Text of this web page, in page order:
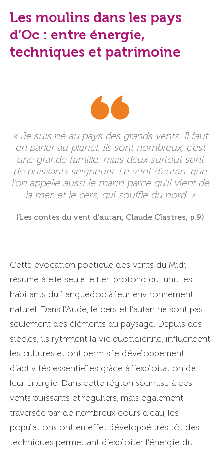
Les moulins dans les pays
d’Oc : entre énergie,
techniques et patrimoine
« Je suis né au pays des grands vents. Il faut
en parler au pluriel. Ils sont nombreux, c’est
une grande famille, mais deux surtout sont
de puissants seigneurs. Le vent d’autan, que
l’on appelle aussi le marin parce qu’il vient de
la mer, et le cers, qui souffle du nord. »
(Les contes du vent d’autan, Claude Clastres, p.9)
Cette évocation poétique des vents du Midi
résume à elle seule le lien profond qui unit les
habitants du Languedoc à leur environnement
naturel. Dans l’Aude, le cers et l’autan ne sont pas
seulement des éléments du paysage. Depuis des
siècles, ils rythment la vie quotidienne, influencent
les cultures et ont permis le développement
d’activités essentielles grâce à l’exploitation de
leur énergie. Dans cette région soumise à ces
vents puissants et réguliers, mais également
traversée par de nombreux cours d’eau, les
populations ont en effet développé très tôt des
techniques permettant d’exploiter l’énergie du